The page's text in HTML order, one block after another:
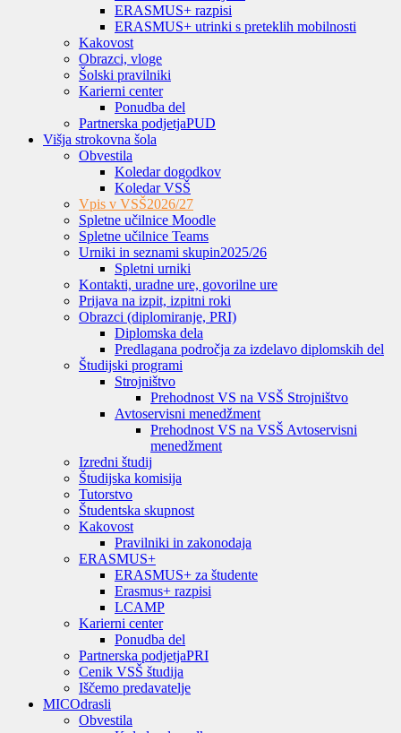
ERASMUS+ razpisi
ERASMUS+ utrinki s preteklih mobilnosti
Kakovost
Obrazci, vloge
Šolski pravilniki
Karierni center
Ponudba del
Partnerska podjetjaPUD
Višja strokovna šola
Obvestila
Koledar dogodkov
Koledar VSŠ
Vpis v VSŠ2026/27
Spletne učilnice Moodle
Spletne učilnice Teams
Urniki in seznami skupin2025/26
Spletni urniki
Kontakti, uradne ure, govorilne ure
Prijava na izpit, izpitni roki
Obrazci (diplomiranje, PRI)
Diplomska dela
Predlagana področja za izdelavo diplomskih del
Študijski programi
Strojništvo
Prehodnost VS na VSŠ Strojništvo
Avtoservisni menedžment
Prehodnost VS na VSŠ Avtoservisni
menedžment
Izredni študij
Študijska komisija
Tutorstvo
Študentska skupnost
Kakovost
Pravilniki in zakonodaja
ERASMUS+
ERASMUS+ za študente
Erasmus+ razpisi
LCAMP
Karierni center
Ponudba del
Partnerska podjetjaPRI
Cenik VSŠ študija
Iščemo predavatelje
MICOdrasli
Obvestila